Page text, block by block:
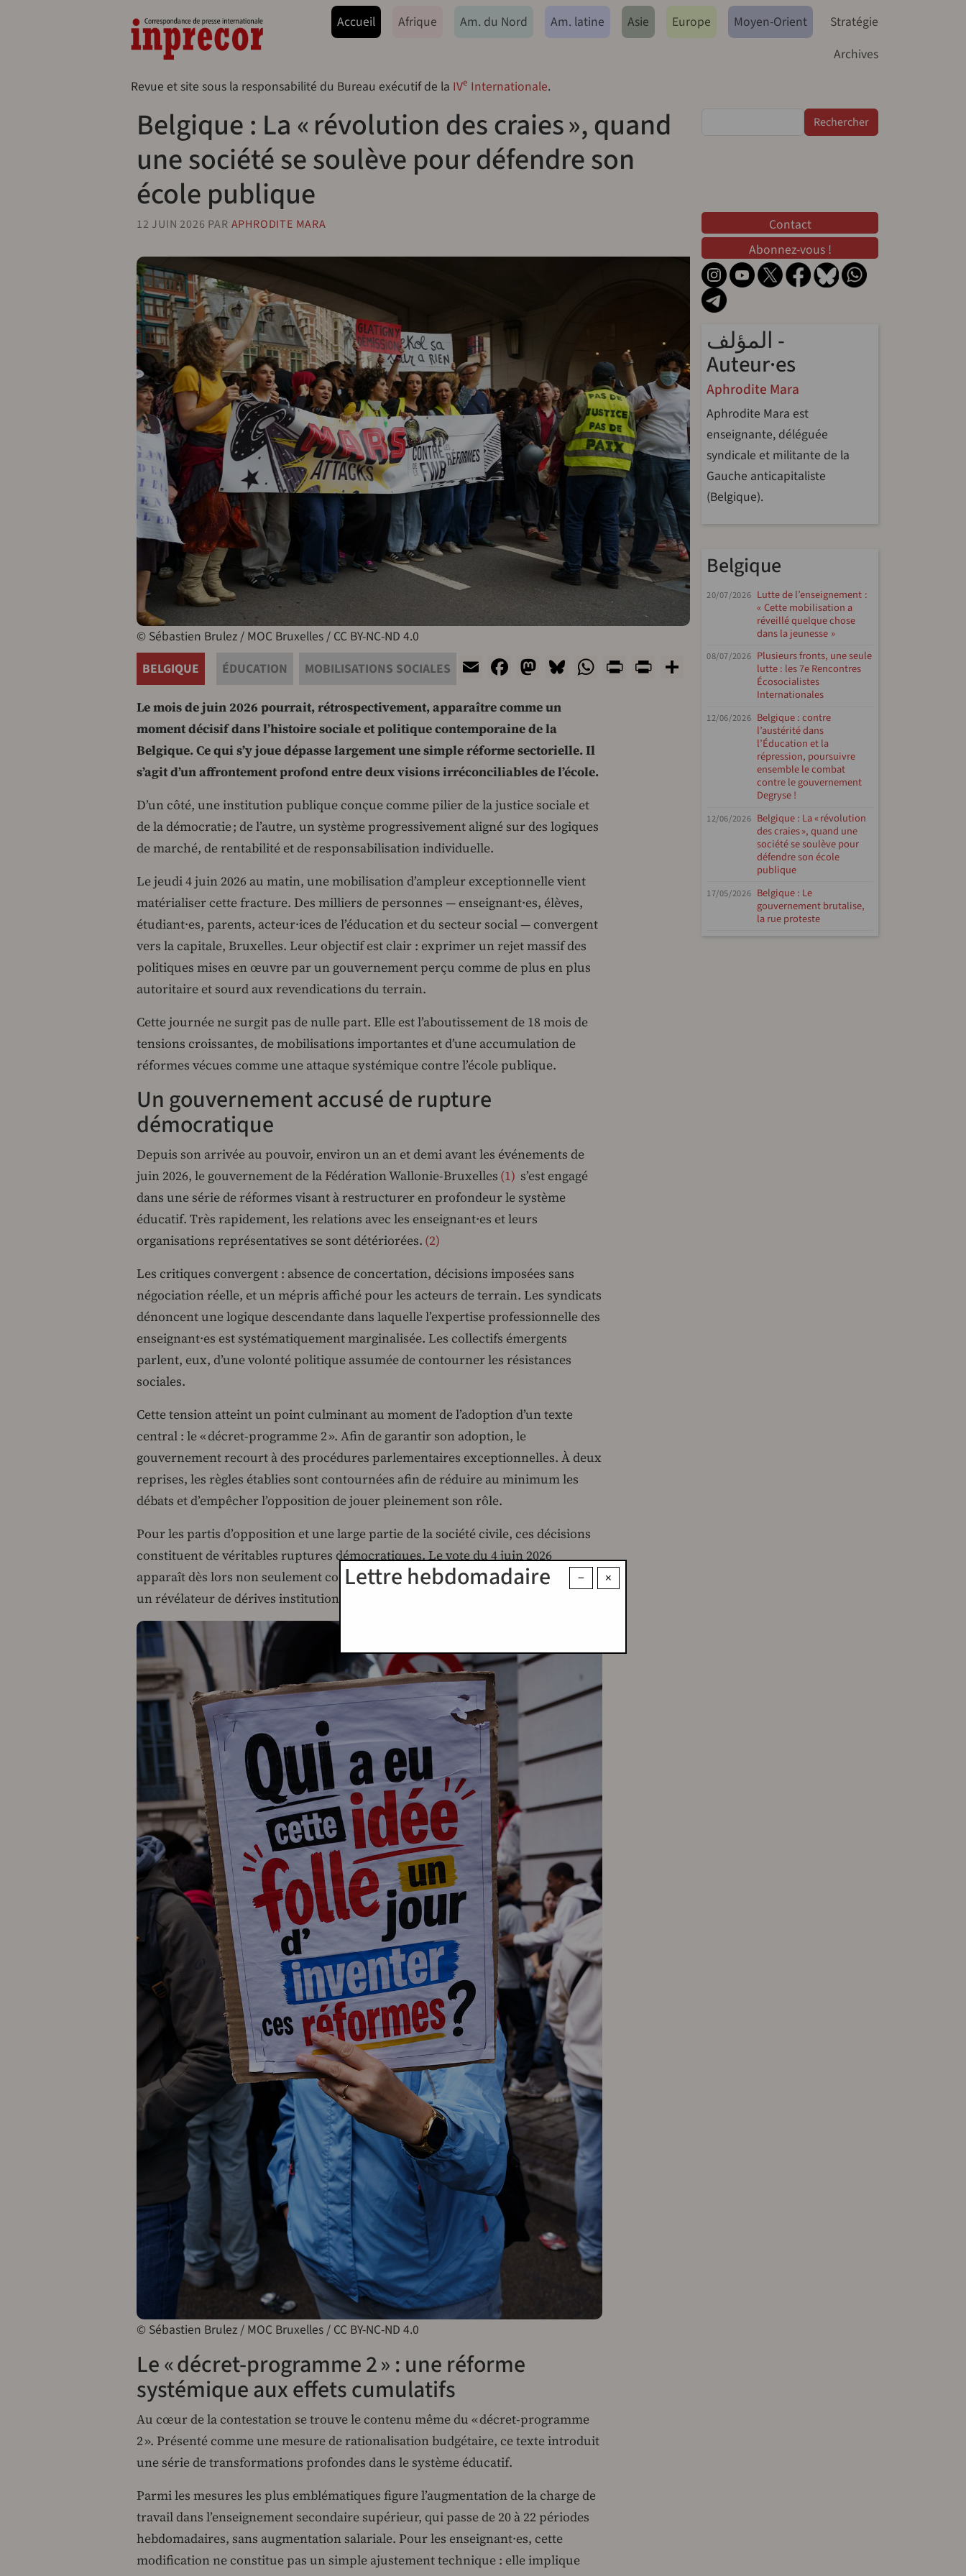
Navegação principal
Accueil Afrique Am. du Nord Am. latine Asie Europe Moyen-Orient
Stratégie
Archives
Revue et site sous la responsabilité du Bureau exécutif de la IVe Internationale.
Belgique : La « révolution des craies », quand
une société se soulève pour défendre son
école publique
12 JUIN 2026 PAR APHRODITE MARA
© Sébastien Brulez / MOC Bruxelles / CC BY-NC-ND 4.0
BELGIQUE
ÉDUCATION MOBILISATIONS SOCIALES EmailFacebook
Mastodon
Bluesky
WhatsApp
PrintPrintFriendly
Share
Le mois de juin 2026 pourrait, rétrospectivement, apparaître comme un
moment décisif dans l’histoire sociale et politique contemporaine de la
Belgique. Ce qui s’y joue dépasse largement une simple réforme sectorielle. Il
s’agit d’un affrontement profond entre deux visions irréconciliables de l’école.
D’un côté, une institution publique conçue comme pilier de la justice sociale et
de la démocratie ; de l’autre, un système progressivement aligné sur des logiques
de marché, de rentabilité et de responsabilisation individuelle.
Le jeudi 4 juin 2026 au matin, une mobilisation d’ampleur exceptionnelle vient
matérialiser cette fracture. Des milliers de personnes — enseignant·es, élèves,
étudiant·es, parents, acteur·ices de l’éducation et du secteur social — convergent
vers la capitale, Bruxelles. Leur objectif est clair : exprimer un rejet massif des
politiques mises en œuvre par un gouvernement perçu comme de plus en plus
autoritaire et sourd aux revendications du terrain.
Cette journée ne surgit pas de nulle part. Elle est l’aboutissement de 18 mois de
tensions croissantes, de mobilisations importantes et d’une accumulation de
réformes vécues comme une attaque systémique contre l’école publique.
Un gouvernement accusé de rupture
démocratique
Depuis son arrivée au pouvoir, environ un an et demi avant les événements de
juin 2026, le gouvernement de la Fédération Wallonie-Bruxelles 1
s’est engagé
dans une série de réformes visant à restructurer en profondeur le système
éducatif. Très rapidement, les relations avec les enseignant·es et leurs
organisations représentatives se sont détériorées. 2
Les critiques convergent : absence de concertation, décisions imposées sans
négociation réelle, et un mépris affiché pour les acteurs de terrain. Les syndicats
dénoncent une logique descendante dans laquelle l’expertise professionnelle des
enseignant·es est systématiquement marginalisée. Les collectifs émergents
parlent, eux, d’une volonté politique assumée de contourner les résistances
sociales.
Cette tension atteint un point culminant au moment de l’adoption d’un texte
central : le « décret-programme 2 ». Afin de garantir son adoption, le
gouvernement recourt à des procédures parlementaires exceptionnelles. À deux
reprises, les règles établies sont contournées afin de réduire au minimum les
débats et d’empêcher l’opposition de jouer pleinement son rôle.
Pour les partis d’opposition et une large partie de la société civile, ces décisions
constituent de véritables ruptures démocratiques. Le vote du 4 juin 2026
apparaît dès lors non seulement comme un moment législatif, mais aussi comme
un révélateur de dérives institutionnelles plus larges.
© Sébastien Brulez / MOC Bruxelles / CC BY-NC-ND 4.0
Le « décret-programme 2 » : une réforme
systémique aux effets cumulatifs
Au cœur de la contestation se trouve le contenu même du « décret-programme
2 ». Présenté comme une mesure de rationalisation budgétaire, ce texte introduit
une série de transformations profondes dans le système éducatif.
Parmi les mesures les plus emblématiques figure l’augmentation de la charge de
travail dans l’enseignement secondaire supérieur, qui passe de 20 à 22 périodes
hebdomadaires, sans augmentation salariale. Pour les enseignant·es, cette
modification ne constitue pas un simple ajustement technique : elle implique
×
−
Lettre hebdomadaire
Contact
Abonnez-vous !
المؤلف -
Auteur·es
Aphrodite Mara
Aphrodite Mara est
enseignante, déléguée
syndicale et militante de la
Gauche anticapitaliste
(Belgique).
Belgique
20/07/2026 Lutte de l’enseignement :
« Cette mobilisation a
réveillé quelque chose
dans la jeunesse »
08/07/2026 Plusieurs fronts, une seule
lutte : les 7e Rencontres
Écosocialistes
Internationales
12/06/2026 Belgique : contre
l’austérité dans
l’Éducation et la
répression, poursuivre
ensemble le combat
contre le gouvernement
Degryse !
12/06/2026 Belgique : La « révolution
des craies », quand une
société se soulève pour
défendre son école
publique
17/05/2026 Belgique : Le
gouvernement brutalise,
la rue proteste